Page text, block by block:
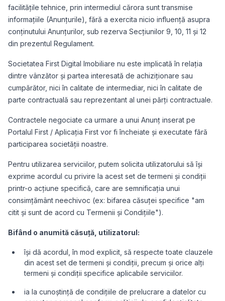
facilitățile tehnice, prin intermediul cărora sunt transmise
informațiile (Anunțurile), fără a exercita nicio influență asupra
conținutului Anunțurilor, sub rezerva Secțiunilor 9, 10, 11 și 12
din prezentul Regulament.
Societatea First Digital Imobiliare nu este implicată în relația
dintre vânzător și partea interesată de achiziționare sau
cumpărător, nici în calitate de intermediar, nici în calitate de
parte contractuală sau reprezentant al unei părți contractuale.
Contractele negociate ca urmare a unui Anunț inserat pe
Portalul First / Aplicația First vor fi încheiate și executate fără
participarea societății noastre.
Pentru utilizarea serviciilor, putem solicita utilizatorului să își
exprime acordul cu privire la acest set de termeni și condiții
printr-o acțiune specifică, care are semnificația unui
consimțământ neechivoc (ex: bifarea căsuței specifice "am
citit și sunt de acord cu Termenii și Condițiile").
Bifând o anumită căsuță, utilizatorul:
își dă acordul, în mod explicit, să respecte toate clauzele
din acest set de termeni și condiții, precum și orice alți
termeni și condiții specifice aplicabile serviciilor.
ia la cunoștință de condițiile de prelucrare a datelor cu